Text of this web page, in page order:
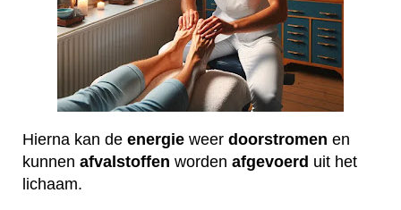
Hierna kan de energie weer doorstromen en
kunnen afvalstoffen worden afgevoerd uit het
lichaam.